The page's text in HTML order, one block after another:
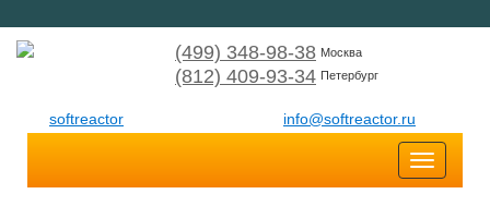
(499) 348-98-38 Москва
(812) 409-93-34 Петербург
softreactor info@softreactor.ru
Toggle